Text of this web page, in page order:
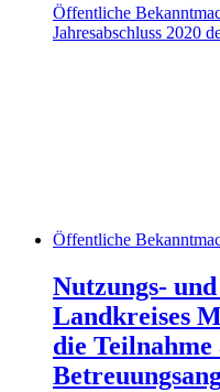
Öffentliche
Jahresabschluss 2020
Öffentliche
Nutzungs-
Landkreises
die Teilnahme